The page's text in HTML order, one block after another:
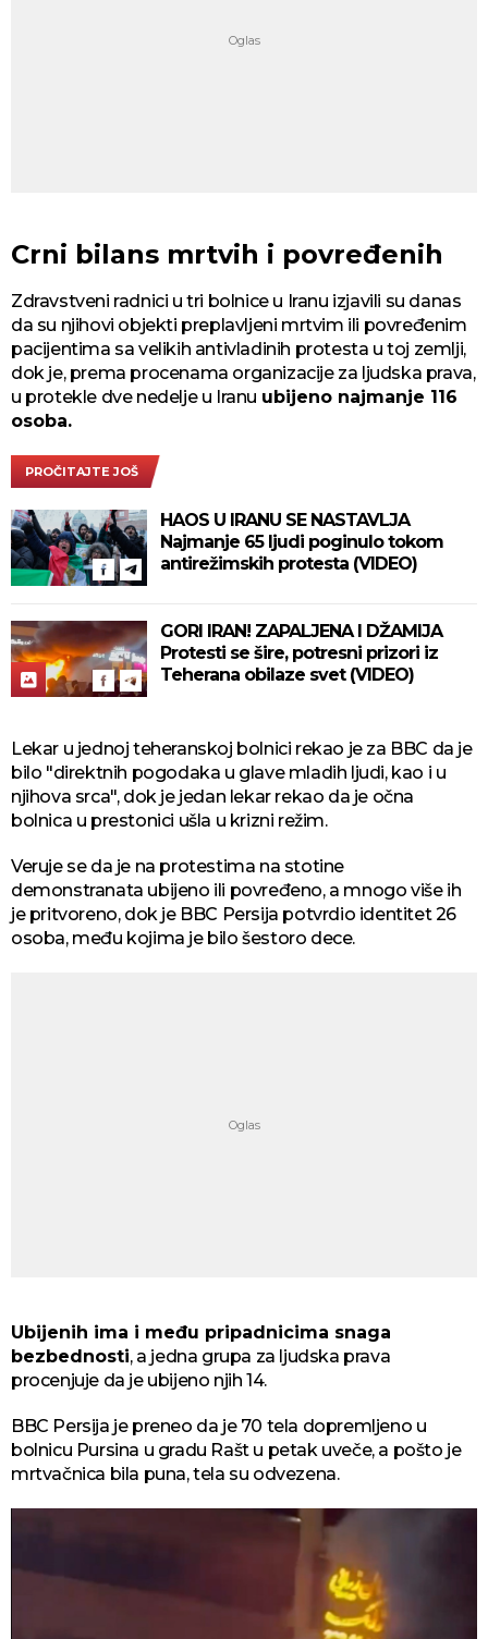
Crni bilans mrtvih i povređenih
Zdravstveni radnici u tri bolnice u Iranu izjavili su danas
da su njihovi objekti preplavljeni mrtvim ili povređenim
pacijentima sa velikih antivladinih protesta u toj zemlji,
dok je, prema procenama organizacije za ljudska prava,
u protekle dve nedelje u Iranu ubijeno najmanje 116
osoba.
PROČITAJTE JOŠ
HAOS U IRANU SE NASTAVLJA
Najmanje 65 ljudi poginulo tokom
antirežimskih protesta (VIDEO)
GORI IRAN! ZAPALJENA I DŽAMIJA
Protesti se šire, potresni prizori iz
Teherana obilaze svet (VIDEO)
Lekar u jednoj teheranskoj bolnici rekao je za BBC da je
bilo "direktnih pogodaka u glave mladih ljudi, kao i u
njihova srca", dok je jedan lekar rekao da je očna
bolnica u prestonici ušla u krizni režim.
Veruje se da je na protestima na stotine
demonstranata ubijeno ili povređeno, a mnogo više ih
je pritvoreno, dok je BBC Persija potvrdio identitet 26
osoba, među kojima je bilo šestoro dece.
Ubijenih ima i među pripadnicima snaga
bezbednosti, a jedna grupa za ljudska prava
procenjuje da je ubijeno njih 14.
BBC Persija je preneo da je 70 tela dopremljeno u
bolnicu Pursina u gradu Rašt u petak uveče, a pošto je
mrtvačnica bila puna, tela su odvezena.